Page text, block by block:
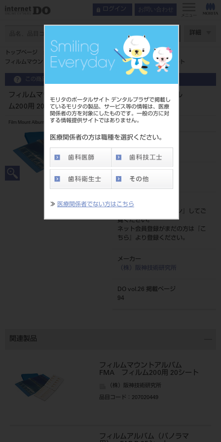
モリタのポータルサイト デンタルプラザで掲載し
ているモリタの製品、サービス等の情報は、医療
関係者の方を対象にしたものです。一般の方に対
する情報提供サイトではありません。
医療関係者の方は職種を選択ください。
≫ 医療関係者でない方はこちら
ログイン お問い合わせ
メニュー
詳細
トップページ
フィルムマウントアルバム（小児用） FMA-C フィルム200用 20シート
この商品に関するお問い合わせ
フィルムマウントアルバム（小児用） FMA-C フィル
ム200用 20シート
Film Mount Album
4560229384306
標準価格
ログイン
』してご
覧ください。
ネット会員登録がまだの方は『
こ
ちら
』より登録ください。
メーカー
（株）阪神技術研究所
DO vol.26 掲載ページ
94
関連製品
フィルムマウントアルバム
FMA フィルム200用 20シート
（株）阪神技術研究所
品目コード ：207020449
フィルムアルバム（パノラマ